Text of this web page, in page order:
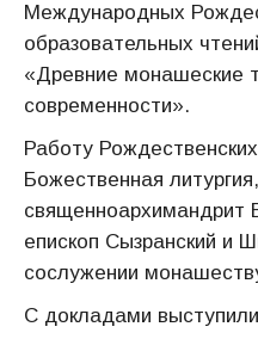
Международных
образовательных
«Древние монашеские
современности».
Работу
Божественная
священноархимандрит
епископ Сызранский и
сослужении
С докладами